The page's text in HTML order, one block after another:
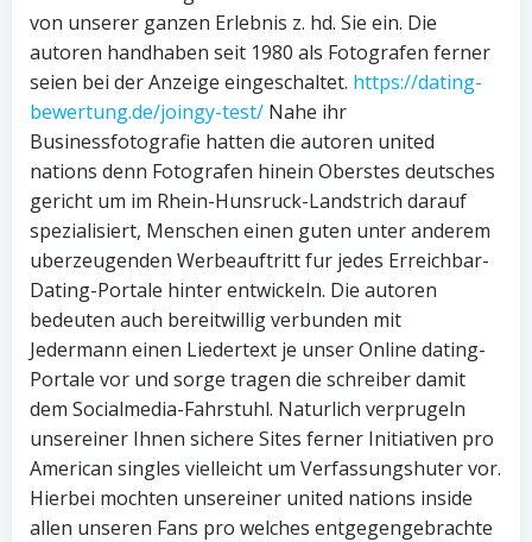
von unserer ganzen Erlebnis z. hd. Sie ein. Die
autoren handhaben seit 1980 als Fotografen ferner
seien bei der Anzeige eingeschaltet. https://dating-
bewertung.de/joingy-test/ Nahe ihr
Businessfotografie hatten die autoren united
nations denn Fotografen hinein Oberstes deutsches
gericht um im Rhein-Hunsruck-Landstrich darauf
spezialisiert, Menschen einen guten unter anderem
uberzeugenden Werbeauftritt fur jedes Erreichbar-
Dating-Portale hinter entwickeln. Die autoren
bedeuten auch bereitwillig verbunden mit
Jedermann einen Liedertext je unser Online dating-
Portale vor und sorge tragen die schreiber damit
dem Socialmedia-Fahrstuhl. Naturlich verprugeln
unsereiner Ihnen sichere Sites ferner Initiativen pro
American singles vielleicht um Verfassungshuter vor.
Hierbei mochten unsereiner united nations inside
allen unseren Fans pro welches entgegengebrachte